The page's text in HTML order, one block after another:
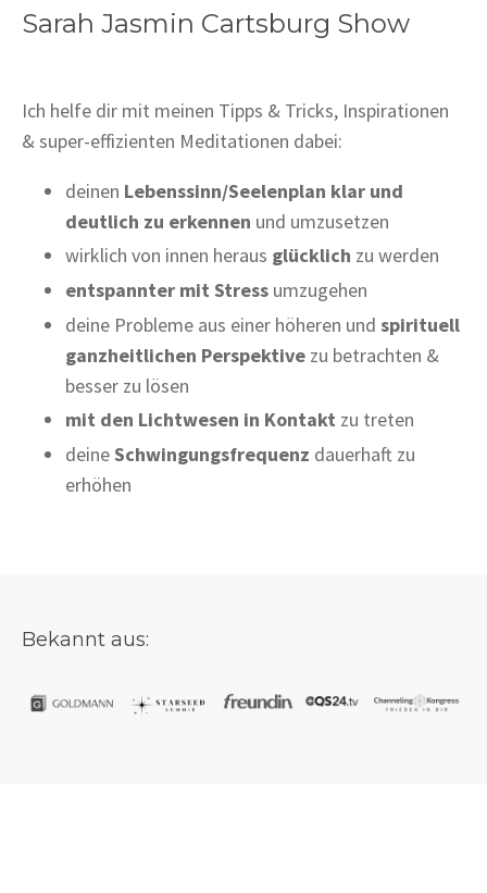
Sarah Jasmin Cartsburg Show
Ich helfe dir mit meinen Tipps & Tricks, Inspirationen
& super-effizienten Meditationen dabei:
deinen Lebenssinn/Seelenplan klar und
deutlich zu erkennen und umzusetzen
wirklich von innen heraus glücklich zu werden
entspannter mit Stress umzugehen
deine Probleme aus einer höheren und spirituell
ganzheitlichen Perspektive zu betrachten &
besser zu lösen
mit den Lichtwesen in Kontakt zu treten
deineSchwingungsfrequenz dauerhaft zu
erhöhen
Bekannt aus: